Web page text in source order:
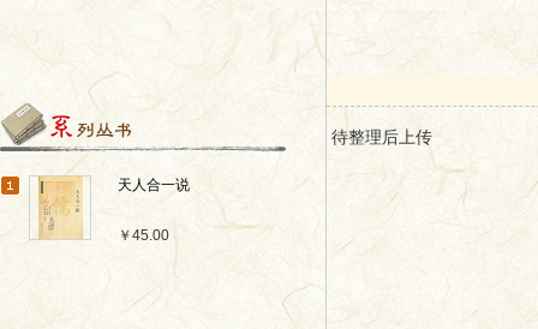
天人合一说
￥45.00
待整理后上传